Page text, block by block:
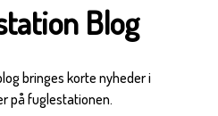
Blog
bringes korte nyheder i
på fuglestationen.